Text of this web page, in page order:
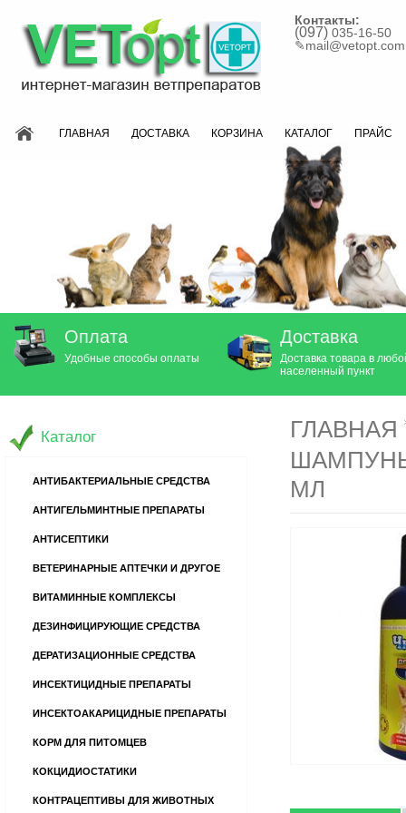
Контакты:
(097) 035-16-50
✎mail@vetopt.com
ГЛАВНАЯ ДОСТАВКА КОРЗИНА КАТАЛОГ ПРАЙС
Оплата
Удобные способы оплаты
Доставка
Доставка товара в
населенный пункт
ГЛАВНАЯ
МЛ
Каталог
АНТИБАКТЕРИАЛЬНЫЕ СРЕДСТВА
АНТИГЕЛЬМИНТНЫЕ ПРЕПАРАТЫ
АНТИСЕПТИКИ
ВЕТЕРИНАРНЫЕ АПТЕЧКИ И ДРУГОЕ
ВИТАМИННЫЕ КОМПЛЕКСЫ
ДЕЗИНФИЦИРУЮЩИЕ СРЕДСТВА
ДЕРАТИЗАЦИОННЫЕ СРЕДСТВА
ИНСЕКТИЦИДНЫЕ ПРЕПАРАТЫ
ИНСЕКТОАКАРИЦИДНЫЕ ПРЕПАРАТЫ
КОРМ ДЛЯ ПИТОМЦЕВ
КОКЦИДИОСТАТИКИ
КОНТРАЦЕПТИВЫ ДЛЯ ЖИВОТНЫХ